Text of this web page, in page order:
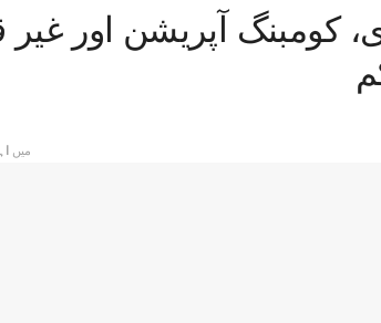
کومبنگ آپریشن اور غیر
میں